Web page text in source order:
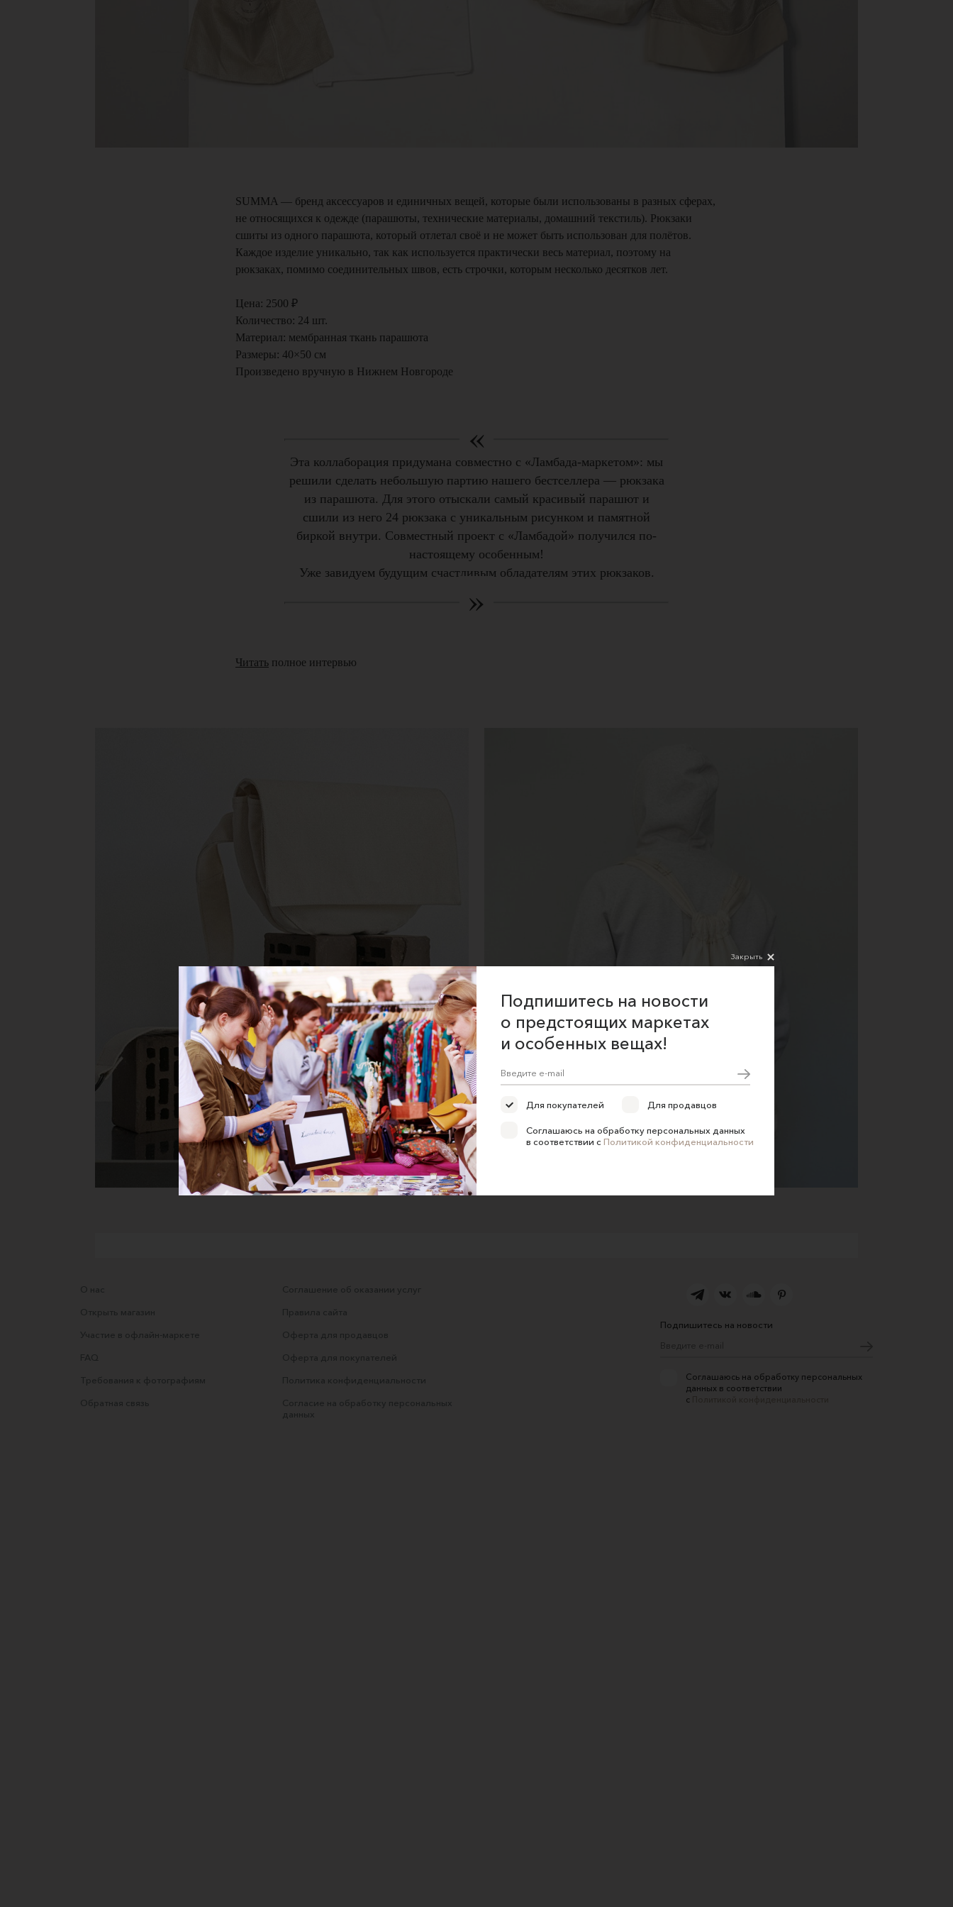
SUMMA — бренд аксессуаров и единичных вещей, которые были использованы в разных сферах,
не относящихся к одежде (парашюты, технические материалы, домашний текстиль). Рюкзаки
сшиты из одного парашюта, который отлетал своё и не может быть использован для полётов.
Каждое изделие уникально, так как используется практически весь материал, поэтому на
рюкзаках, помимо соединительных швов, есть строчки, которым несколько десятков лет.
Цена: 2500 ₽
Количество: 24 шт.
Материал: мембранная ткань парашюта
Размеры: 40×50 см
Произведено вручную в Нижнем Новгороде
«
Эта коллаборация придумана совместно с «Ламбада-маркетом»: мы
решили сделать небольшую партию нашего бестселлера — рюкзака
из парашюта. Для этого отыскали самый красивый парашют и
сшили из него 24 рюкзака с уникальным рисунком и памятной
биркой внутри. Совместный проект с «Ламбадой» получился по-
настоящему особенным!
Уже завидуем будущим счастливым обладателям этих рюкзаков.
»
Читать полное интервью
О нас
Открыть магазин
Участие в офлайн-маркете
FAQ
Требования к фотографиям
Обратная связь
Соглашение об оказании услуг
Правила сайта
Оферта для продавцов
Оферта для покупателей
Политика конфиденциальности
Согласие на обработку персональных
данных
Подпишитесь на новости
Соглашаюсь на обработку персональных
данных в соответствии
с
Закрыть
Подпишитесь на новости
о предстоящих маркетах
и особенных вещах!
Для покупателей Для продавцов
Соглашаюсь на обработку персональных данных
в соответствии с Политикой конфиденциальности